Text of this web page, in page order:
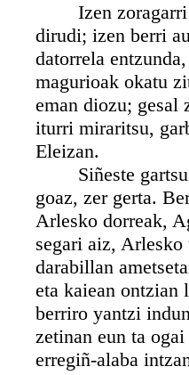
Izen zoragarri
dirudi; izen berri
datorrela
magurioak okatu
eman diozu; gesal
iturri miraritsu,
Eleizan.
Siñeste gartsuz
goaz, zer gerta.
Arlesko dorreak,
segari aiz,
darabillan
eta kaiean ontzian
berriro yantzi
zetinan eun ta
erregiñ-alaba